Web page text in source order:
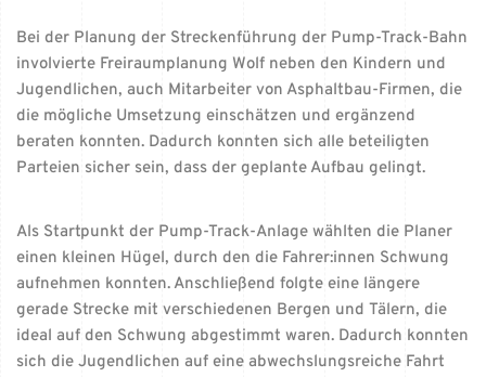
Bei der Planung der Streckenführung der Pump-Track-Bahn
involvierte Freiraumplanung Wolf neben den Kindern und
Jugendlichen, auch Mitarbeiter von Asphaltbau-Firmen, die
die mögliche Umsetzung einschätzen und ergänzend
beraten konnten. Dadurch konnten sich alle beteiligten
Parteien sicher sein, dass der geplante Aufbau gelingt.
Als Startpunkt der Pump-Track-Anlage wählten die Planer
einen kleinen Hügel, durch den die Fahrer:innen Schwung
aufnehmen konnten. Anschließend folgte eine längere
gerade Strecke mit verschiedenen Bergen und Tälern, die
ideal auf den Schwung abgestimmt waren. Dadurch konnten
sich die Jugendlichen auf eine abwechslungsreiche Fahrt